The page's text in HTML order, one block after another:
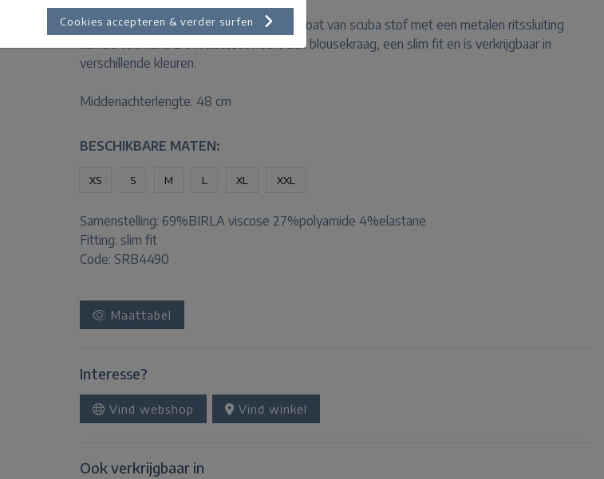
De Waistcoat Zipper punta is een waistcoat van scuba stof met een metalen ritssluiting
aan de voorkant. De waistcoat heeft een blousekraag, een slim fit en is verkrijgbaar in
verschillende kleuren.
Middenachterlengte: 48 cm
BESCHIKBARE MATEN:
XS S M L XL XXL
Samenstelling: 69%BIRLA viscose 27%polyamide 4%elastane
Fitting: slim fit
Code: SRB4490
Maattabel
Interesse?
Vind webshop Vind winkel
Ook verkrijgbaar in
Cookies accepteren & verder surfen